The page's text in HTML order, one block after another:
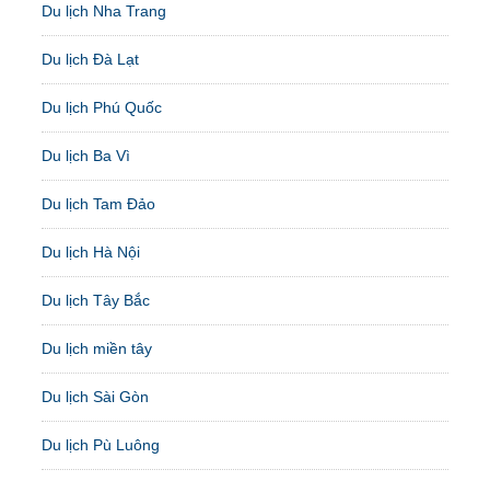
Du lịch Nha Trang
Du lịch Đà Lạt
Du lịch Phú Quốc
Du lịch Ba Vì
Du lịch Tam Đảo
Du lịch Hà Nội
Du lịch Tây Bắc
Du lịch miền tây
Du lịch Sài Gòn
Du lịch Pù Luông